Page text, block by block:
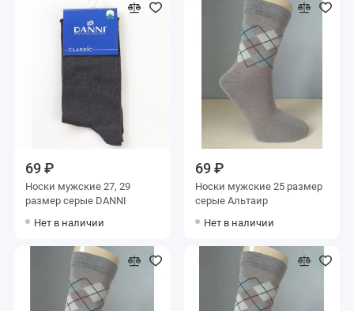
69 ₽
Носки мужские 27, 29
размер серые DANNI
Нет в наличии
69 ₽
Носки мужские 25 размер
серые Альтаир
Нет в наличии